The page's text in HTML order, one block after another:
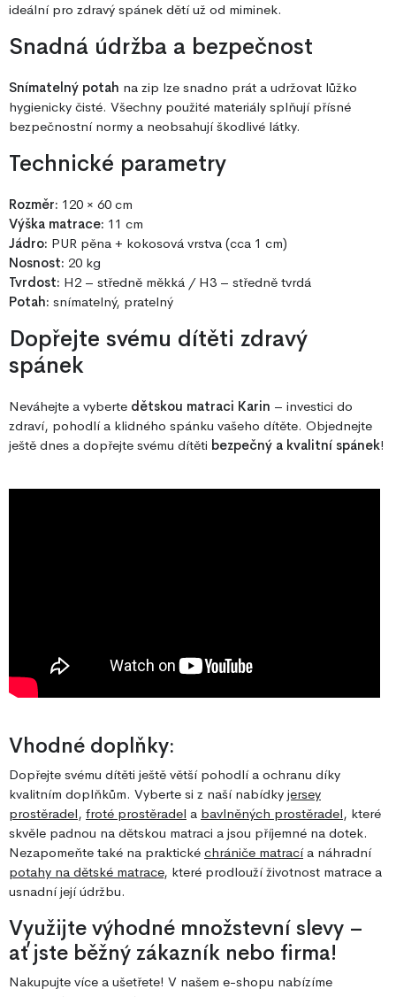
ideální pro zdravý spánek dětí už od miminek.
Snadná údržba a bezpečnost
Snímatelný potah na zip lze snadno prát a udržovat lůžko
hygienicky čisté. Všechny použité materiály splňují přísné
bezpečnostní normy a neobsahují škodlivé látky.
Technické parametry
Rozměr: 120 × 60 cm
Výška matrace: 11 cm
Jádro: PUR pěna + kokosová vrstva (cca 1 cm)
Nosnost: 20 kg
Tvrdost: H2 – středně měkká / H3 – středně tvrdá
Potah: snímatelný, pratelný
Dopřejte svému dítěti zdravý
spánek
Neváhejte a vyberte dětskou matraci Karin – investici do
zdraví, pohodlí a klidného spánku vašeho dítěte. Objednejte
ještě dnes a dopřejte svému dítěti bezpečný a kvalitní spánek!
Vhodné doplňky:
Dopřejte svému dítěti ještě větší pohodlí a ochranu díky
kvalitním doplňkům. Vyberte si z naší nabídky jersey
prostěradel, froté prostěradel a bavlněných prostěradel, které
skvěle padnou na dětskou matraci a jsou příjemné na dotek.
Nezapomeňte také na praktické chrániče matracía náhradní
potahy na dětské matrace, které prodlouží životnost matrace a
usnadní její údržbu.
Využijte výhodné množstevní slevy –
ať jste běžný zákazník nebo firma!
Nakupujte více a ušetřete! V našem e-shopu nabízíme